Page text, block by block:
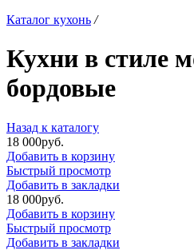
Каталог кухонь /
Кухни в стиле
бордовые
Назад к каталогу
18 000руб.
Добавить в корзину
Быстрый просмотр
Добавить в закладки
18 000руб.
Добавить в корзину
Быстрый просмотр
Добавить в закладки